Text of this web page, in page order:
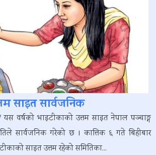
साइत सार्वजनिक
वर्षको भाइटीकाको उत्तम साइत नेपाल पञ्चाङ्ग
सार्वजनिक गरेको छ । कात्तिक ६ गते बिहीबार
साइत उत्तम रहेको समितिका...